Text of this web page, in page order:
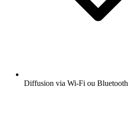
Diffusion via Wi-Fi ou Bluetooth